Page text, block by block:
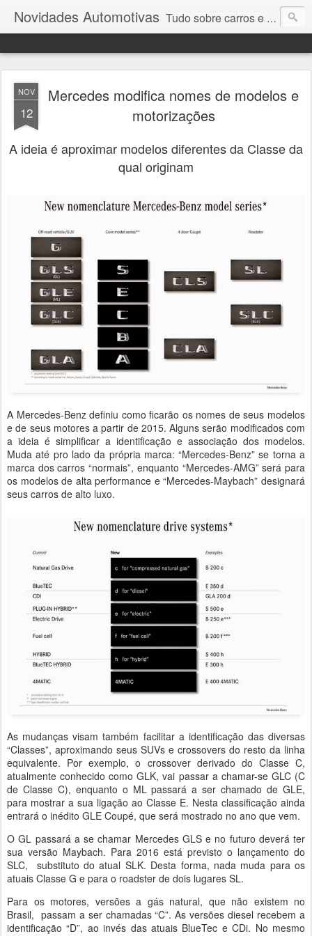
Novidades Automotivas Tudo sobre carros e motores
NOV
12
Mercedes modifica nomes de modelos e
motorizações
A ideia é aproximar modelos diferentes da Classe da
qual originam
A Mercedes-Benz definiu como ficarão os nomes de seus modelos
e de seus motores a partir de 2015. Alguns serão modificados com
a ideia é simplificar a identificação e associação dos modelos.
Muda até pro lado da própria marca: “Mercedes-Benz” se torna a
marca dos carros “normais”, enquanto “Mercedes-AMG” será para
os modelos de alta performance e “Mercedes-Maybach” designará
seus carros de alto luxo.
As mudanças visam também facilitar a identificação das diversas
“Classes”, aproximando seus SUVs e crossovers do resto da linha
equivalente. Por exemplo, o crossover derivado do Classe C,
atualmente conhecido como GLK, vai passar a chamar-se GLC (C
de Classe C), enquanto o ML passará a ser chamado de GLE,
para mostrar a sua ligação ao Classe E. Nesta classificação ainda
entrará o inédito GLE Coupé, que será mostrado no ano que vem.
O GL passará a se chamar Mercedes GLS e no futuro deverá ter
sua versão Maybach. Para 2016 está previsto o lançamento do
SLC, substituto do atual SLK. Desta forma, nada muda para os
atuais Classe G e para o roadster de dois lugares SL.
Para os motores, versões a gás natural, que não existem no
Brasil, passam a ser chamadas “C”. As versões diesel recebem a
identificação “D”, ao invés das atuais BlueTec e CDi. No mesmo